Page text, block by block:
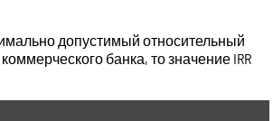
допустимый относительный
банка, то значение IRR